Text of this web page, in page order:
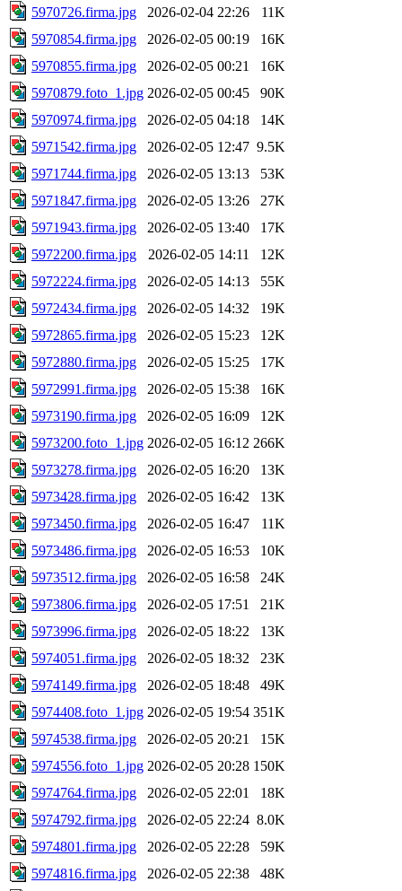
5970726.firma.jpg
2026-02-04 22:26
11K
5970854.firma.jpg
2026-02-05 00:19
16K
5970855.firma.jpg
2026-02-05 00:21
16K
5970879.foto_1.jpg 2026-02-05 00:45
90K
5970974.firma.jpg
2026-02-05 04:18
14K
5971542.firma.jpg
2026-02-05 12:47 9.5K
5971744.firma.jpg
2026-02-05 13:13
53K
5971847.firma.jpg
2026-02-05 13:26
27K
5971943.firma.jpg
2026-02-05 13:40
17K
5972200.firma.jpg
2026-02-05 14:11
12K
5972224.firma.jpg
2026-02-05 14:13
55K
5972434.firma.jpg
2026-02-05 14:32
19K
5972865.firma.jpg
2026-02-05 15:23
12K
5972880.firma.jpg
2026-02-05 15:25
17K
5972991.firma.jpg
2026-02-05 15:38
16K
5973190.firma.jpg
2026-02-05 16:09
12K
5973200.foto_1.jpg 2026-02-05 16:12 266K
5973278.firma.jpg
2026-02-05 16:20
13K
5973428.firma.jpg
2026-02-05 16:42
13K
5973450.firma.jpg
2026-02-05 16:47
11K
5973486.firma.jpg
2026-02-05 16:53
10K
5973512.firma.jpg
2026-02-05 16:58
24K
5973806.firma.jpg
2026-02-05 17:51
21K
5973996.firma.jpg
2026-02-05 18:22
13K
5974051.firma.jpg
2026-02-05 18:32
23K
5974149.firma.jpg
2026-02-05 18:48
49K
5974408.foto_1.jpg 2026-02-05 19:54 351K
5974538.firma.jpg
2026-02-05 20:21
15K
5974556.foto_1.jpg 2026-02-05 20:28 150K
5974764.firma.jpg
2026-02-05 22:01
18K
5974792.firma.jpg
2026-02-05 22:24 8.0K
5974801.firma.jpg
2026-02-05 22:28
59K
5974816.firma.jpg
2026-02-05 22:38
48K